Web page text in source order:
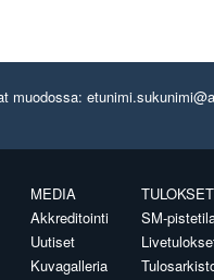
muodossa:
MEDIA
Akkreditointi
Uutiset
Kuvagalleria
TULOKSET
SM-